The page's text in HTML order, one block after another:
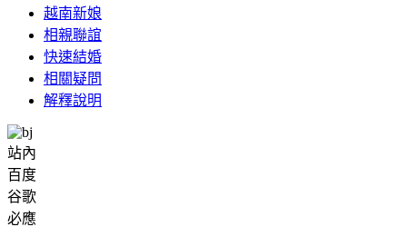
越南新娘
相親聯誼
快速結婚
相關疑問
解釋說明
站內
百度
谷歌
必應